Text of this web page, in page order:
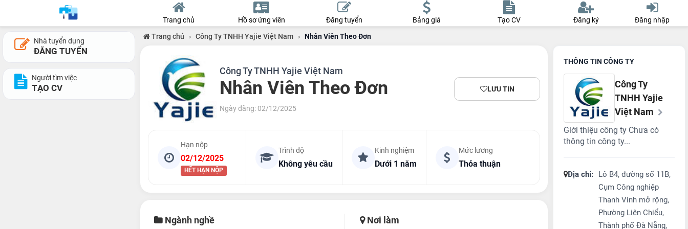
Trang chủ Hồ sơ ứng viên Đăng tuyển Bảng giá Tạo CV Đăng ký Đăng nhập
Nhà tuyển dụng
ĐĂNG TUYỂN
Người tìm việc
TẠO CV
Trang chủ › Công Ty TNHH Yajie Việt Nam › Nhân Viên Theo Đơn
Công Ty TNHH Yajie Việt Nam
Nhân Viên Theo Đơn
Ngày đăng: 02/12/2025
LƯU TIN
Hạn nộp
02/12/2025
HẾT HẠN NỘP
Trình độ
Không yêu cầu
Kinh nghiệm
Dưới 1 năm
Mức lương
Thỏa thuận
Ngành nghề Nơi làm
THÔNG TIN CÔNG TY
Công Ty
TNHH Yajie
Việt Nam
Giới thiệu công ty Chưa có
thông tin công ty...
Địa chỉ:
Lô B4, đường số 11B,
Cụm Công nghiệp
Thanh Vinh mở rộng,
Phường Liên Chiểu,
Thành phố Đà Nẵng,